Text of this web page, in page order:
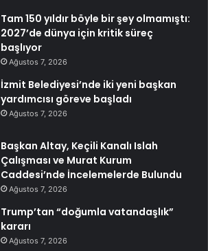
Tam 150 yıldır böyle bir şey olmamıştı:
2027’de dünya için kritik süreç
başlıyor
Ağustos 7, 2026
İzmit Belediyesi’nde iki yeni başkan
yardımcısı göreve başladı
Ağustos 7, 2026
Başkan Altay, Keçili Kanalı Islah
Çalışması ve Murat Kurum
Caddesi’nde İncelemelerde Bulundu
Ağustos 7, 2026
Trump’tan “doğumla vatandaşlık”
kararı
Ağustos 7, 2026